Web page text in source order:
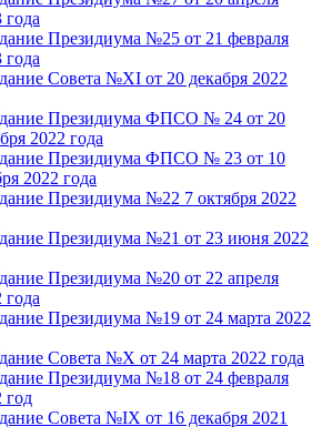
года
Президиума №25 от 21 февраля
года
Совета №XI от 20 декабря 2022
Президиума ФПСО № 24 от 20
2022 года
Президиума ФПСО № 23 от 10
2022 года
Президиума №22 7 октября 2022
Президиума №21 от 23 июня 2022
Президиума №20 от 22 апреля
года
Президиума №19 от 24 марта 2022
Совета №X от 24 марта 2022 года
Президиума №18 от 24 февраля
год
Совета №IX от 16 декабря 2021